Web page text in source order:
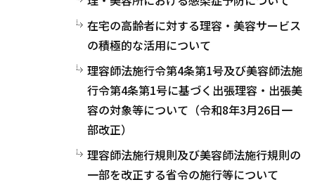
在宅の高齢者に対する理容・美容サービス
の積極的な活用について
理容師法施行令第4条第1号及び美容師法施
行令第4条第1号に基づく出張理容・出張美
容の対象等について（令和8年3月26日一
部改正）
理容師法施行規則及び美容師法施行規則の
一部を改正する省令の施行等について